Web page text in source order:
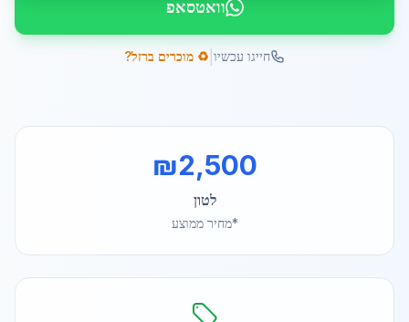
וואטסאפ
חייגו עכשיו ♻️ מוכרים ברזל?
₪2,500
לטון
*מחיר ממוצע